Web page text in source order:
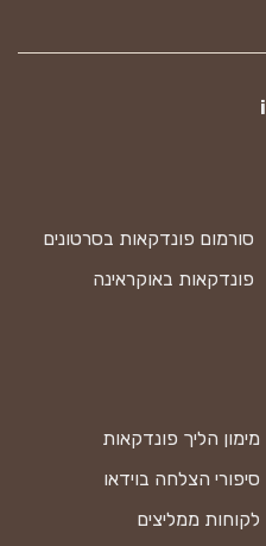
מימון הליך פונדקאות
סיפורי הצלחה בוידאו
לקוחות ממליצים
סורמום פונדקאות בסרטונים
פונדקאות באוקראינה